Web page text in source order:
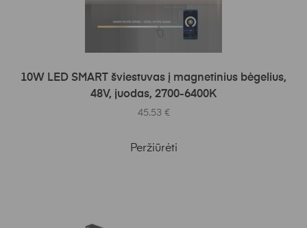
Į KREPŠELĮ
10W LED SMART šviestuvas į magnetinius bėgelius,
48V, juodas, 2700-6400K
45.53 €
Peržiūrėti